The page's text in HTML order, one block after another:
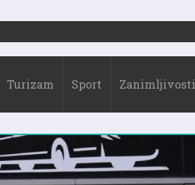
Turizam Sport Zanimljivosti